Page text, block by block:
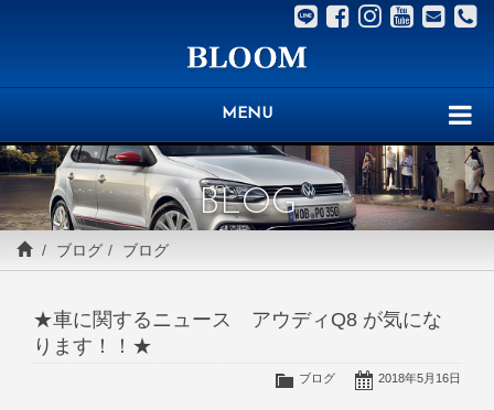
MENU
BLOG
ブログ ブログ
★車に関するニュース アウディQ8 が気にな
ります！！★
2018年5月16日
ブログ